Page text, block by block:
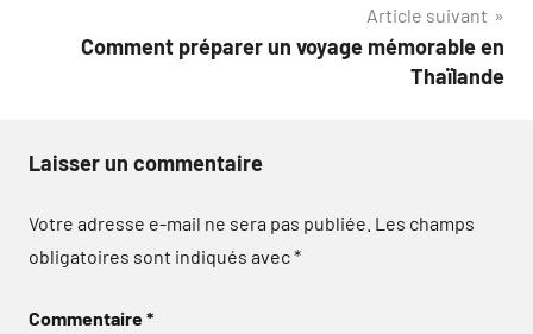
Article suivant
Comment préparer un voyage mémorable en
Thaïlande
Laisser un commentaire
Votre adresse e-mail ne sera pas publiée. Les champs
obligatoires sont indiqués avec*
Commentaire*